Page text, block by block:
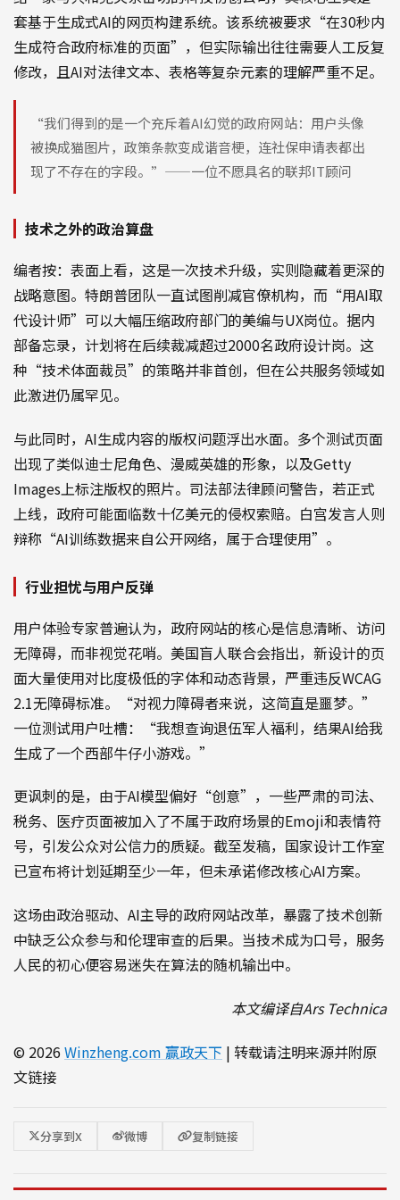
套基于生成式AI的网页构建系统。该系统被要求“在30秒内
生成符合政府标准的页面”，但实际输出往往需要人工反复
修改，且AI对法律文本、表格等复杂元素的理解严重不足。
“我们得到的是一个充斥着AI幻觉的政府网站：用户头像
被换成猫图片，政策条款变成谐音梗，连社保申请表都出
现了不存在的字段。”——一位不愿具名的联邦IT顾问
技术之外的政治算盘
编者按：表面上看，这是一次技术升级，实则隐藏着更深的
战略意图。特朗普团队一直试图削减官僚机构，而“用AI取
代设计师”可以大幅压缩政府部门的美编与UX岗位。据内
部备忘录，计划将在后续裁减超过2000名政府设计岗。这
种“技术体面裁员”的策略并非首创，但在公共服务领域如
此激进仍属罕见。
与此同时，AI生成内容的版权问题浮出水面。多个测试页面
出现了类似迪士尼角色、漫威英雄的形象，以及Getty
Images上标注版权的照片。司法部法律顾问警告，若正式
上线，政府可能面临数十亿美元的侵权索赔。白宫发言人则
辩称“AI训练数据来自公开网络，属于合理使用”。
行业担忧与用户反弹
用户体验专家普遍认为，政府网站的核心是信息清晰、访问
无障碍，而非视觉花哨。美国盲人联合会指出，新设计的页
面大量使用对比度极低的字体和动态背景，严重违反WCAG
2.1无障碍标准。“对视力障碍者来说，这简直是噩梦。”
一位测试用户吐槽：“我想查询退伍军人福利，结果AI给我
生成了一个西部牛仔小游戏。”
更讽刺的是，由于AI模型偏好“创意”，一些严肃的司法、
税务、医疗页面被加入了不属于政府场景的Emoji和表情符
号，引发公众对公信力的质疑。截至发稿，国家设计工作室
已宣布将计划延期至少一年，但未承诺修改核心AI方案。
这场由政治驱动、AI主导的政府网站改革，暴露了技术创新
中缺乏公众参与和伦理审查的后果。当技术成为口号，服务
人民的初心便容易迷失在算法的随机输出中。
本文编译自Ars Technica
© 2026 Winzheng.com 赢政天下 | 转载请注明来源并附原
文链接
分享到X 微博 复制链接